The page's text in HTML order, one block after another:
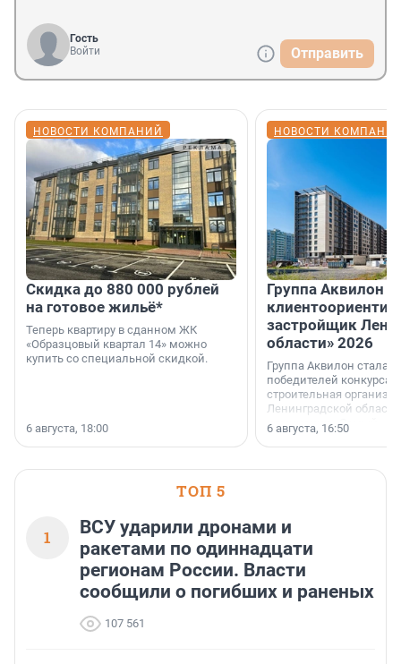
Гость
Войти
Отправить
НОВОСТИ КОМПАНИЙ
Скидка до 880 000 рублей
на готовое жильё*
Теперь квартиру в сданном ЖК
«Образцовый квартал 14» можно
купить со специальной скидкой.
6 августа, 18:00
НОВОСТИ
Группа Аквилон
застройщик
области» 2026
Группа Аквилон стала
победителей конкурса
строительная
Ленинградской области
номинации «Самый
застройщик
области».
6 августа, 16:50
ТОП 5
1
ВСУ ударили дронами и
ракетами по одиннадцати
регионам России. Власти
сообщили о погибших и раненых
107 561